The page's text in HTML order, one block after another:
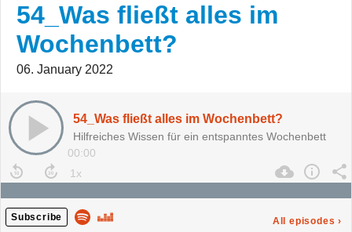
54_Was fließt alles im
Wochenbett?
06. January 2022
54_Was fließt alles im Wochenbett?
Hilfreiches Wissen für ein entspanntes Wochenbett
00:00
Subscribe All episodes ›